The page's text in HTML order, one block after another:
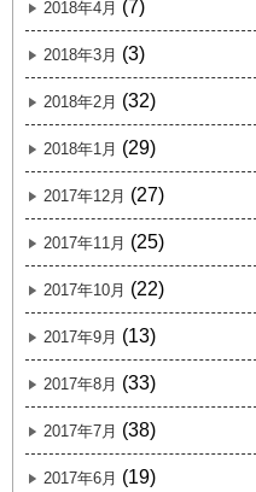
2018年4月 (7)
2018年3月 (3)
2018年2月 (32)
2018年1月 (29)
2017年12月 (27)
2017年11月 (25)
2017年10月 (22)
2017年9月 (13)
2017年8月 (33)
2017年7月 (38)
2017年6月 (19)